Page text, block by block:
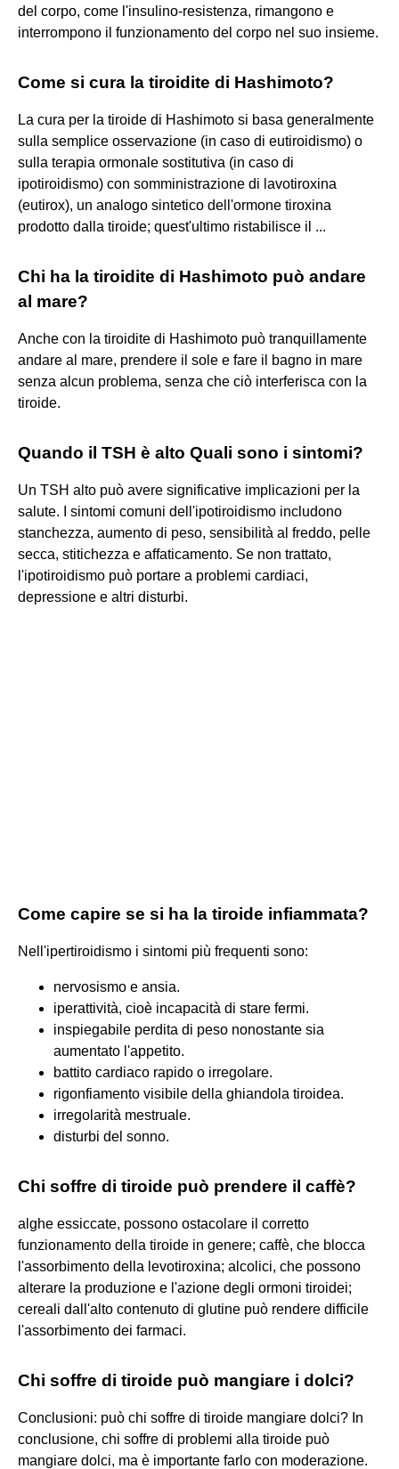
del corpo, come l'insulino-resistenza, rimangono e
interrompono il funzionamento del corpo nel suo insieme.
Come si cura la tiroidite di Hashimoto?
La cura per la tiroide di Hashimoto si basa generalmente
sulla semplice osservazione (in caso di eutiroidismo) o
sulla terapia ormonale sostitutiva (in caso di
ipotiroidismo) con somministrazione di lavotiroxina
(eutirox), un analogo sintetico dell'ormone tiroxina
prodotto dalla tiroide; quest'ultimo ristabilisce il ...
Chi ha la tiroidite di Hashimoto può andare
al mare?
Anche con la tiroidite di Hashimoto può tranquillamente
andare al mare, prendere il sole e fare il bagno in mare
senza alcun problema, senza che ciò interferisca con la
tiroide.
Quando il TSH è alto Quali sono i sintomi?
Un TSH alto può avere significative implicazioni per la
salute. I sintomi comuni dell'ipotiroidismo includono
stanchezza, aumento di peso, sensibilità al freddo, pelle
secca, stitichezza e affaticamento. Se non trattato,
l'ipotiroidismo può portare a problemi cardiaci,
depressione e altri disturbi.
Come capire se si ha la tiroide infiammata?
Nell'ipertiroidismo i sintomi più frequenti sono:
nervosismo e ansia.
iperattività, cioè incapacità di stare fermi.
inspiegabile perdita di peso nonostante sia
aumentato l'appetito.
battito cardiaco rapido o irregolare.
rigonfiamento visibile della ghiandola tiroidea.
irregolarità mestruale.
disturbi del sonno.
Chi soffre di tiroide può prendere il caffè?
alghe essiccate, possono ostacolare il corretto
funzionamento della tiroide in genere; caffè, che blocca
l'assorbimento della levotiroxina; alcolici, che possono
alterare la produzione e l'azione degli ormoni tiroidei;
cereali dall'alto contenuto di glutine può rendere difficile
l'assorbimento dei farmaci.
Chi soffre di tiroide può mangiare i dolci?
Conclusioni: può chi soffre di tiroide mangiare dolci? In
conclusione, chi soffre di problemi alla tiroide può
mangiare dolci, ma è importante farlo con moderazione.